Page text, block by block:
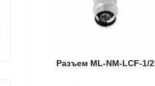
Разъем ML-NM-LCF-1/2